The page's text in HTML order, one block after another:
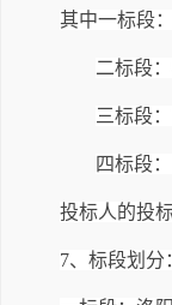
其中一标段
二标段
三标段
四标段
投标人的投
7、标段划分